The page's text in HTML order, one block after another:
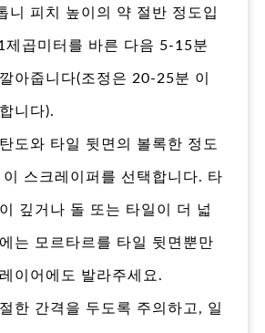
니 피치 높이의 약 절반 정도입
제곱미터를 바른 다음 5-15분
아줍니다(조정은 20-25분 이
니다).
도와 타일 뒷면의 볼록한 정도
스크레이퍼를 선택합니다. 타
깊거나 돌 또는 타일이 더 넓
는 모르타르를 타일 뒷면뿐만
이어에도 발라주세요.
한 간격을 두도록 주의하고, 일